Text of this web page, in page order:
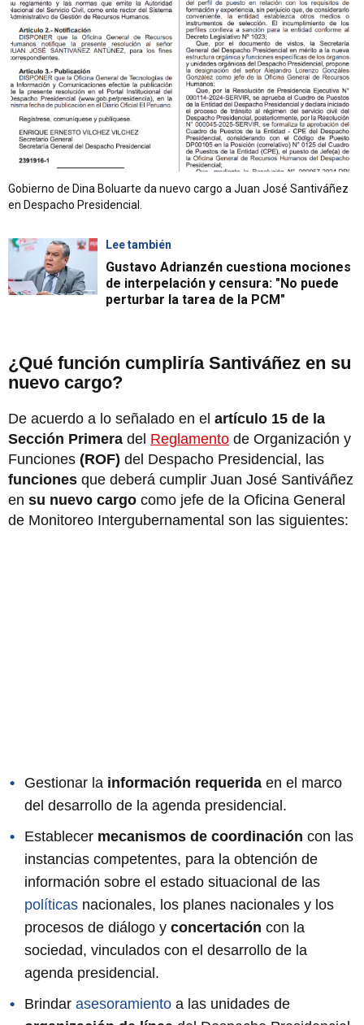
Gobierno de Dina Boluarte da nuevo cargo a Juan José Santiváñez
en Despacho Presidencial.
Lee también
Gustavo Adrianzén cuestiona mociones
de interpelación y censura: "No puede
perturbar la tarea de la PCM"
¿Qué función cumpliría Santiváñez en su
nuevo cargo?
De acuerdo a lo señalado en el artículo 15 de la
Sección Primera del Reglamento de Organización y
Funciones (ROF) del Despacho Presidencial, las
funciones que deberá cumplir Juan José Santiváñez
en su nuevo cargo como jefe de la Oficina General
de Monitoreo Intergubernamental son las siguientes:
Gestionar la información requerida en el marco
del desarrollo de la agenda presidencial.
Establecer mecanismos de coordinación con las
instancias competentes, para la obtención de
información sobre el estado situacional de las
políticas nacionales, los planes nacionales y los
procesos de diálogo y concertación con la
sociedad, vinculados con el desarrollo de la
agenda presidencial.
Brindar asesoramiento a las unidades de